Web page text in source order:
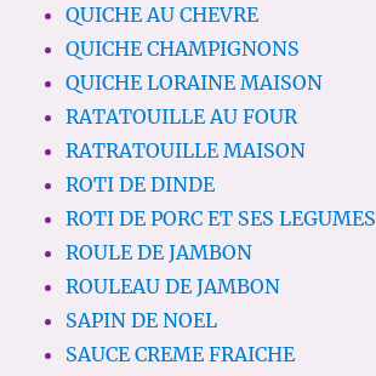
QUICHE AU CHEVRE
QUICHE CHAMPIGNONS
QUICHE LORAINE MAISON
RATATOUILLE AU FOUR
RATRATOUILLE MAISON
ROTI DE DINDE
ROTI DE PORC ET SES LEGUMES
ROULE DE JAMBON
ROULEAU DE JAMBON
SAPIN DE NOEL
SAUCE CREME FRAICHE